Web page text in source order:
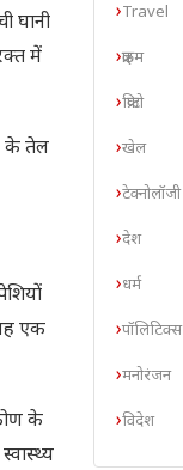
घानी
में
के तेल
एक
के
Travel
क्राइम
क्रिप्टो
खेल
टेक्नोलॉजी
देश
धर्म
पॉलिटिक्स
मनोरंजन
विदेश